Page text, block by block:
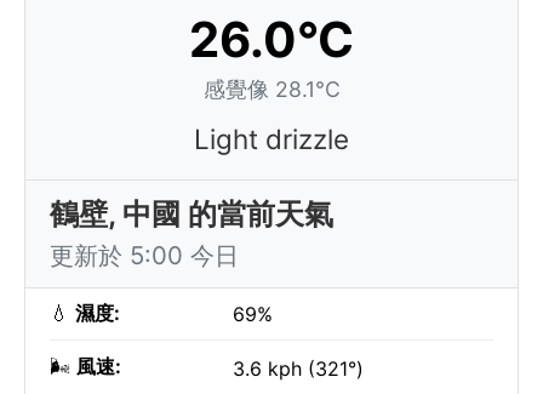
26.0°C
感覺像 28.1°C
Light drizzle
鶴壁, 中國 的當前天氣
更新於 5:00 今日
💧 濕度: 69%
🌬️ 風速: 3.6 kph (321°)